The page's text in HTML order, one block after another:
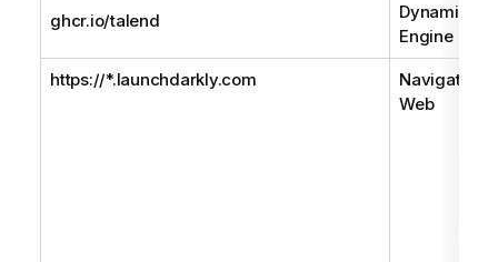
ghcr.io/talend
Dynamic
Engine
https://*.launchdarkly.com
Navigateur
Web